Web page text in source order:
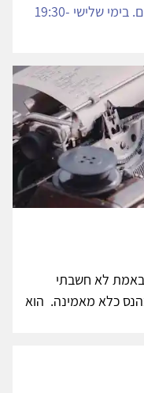
פתיחה 3.11.26. הקורס מועבר בזום. בימי שלישי 19:30-
לא חשבתי
כלא מאמינה. הוא